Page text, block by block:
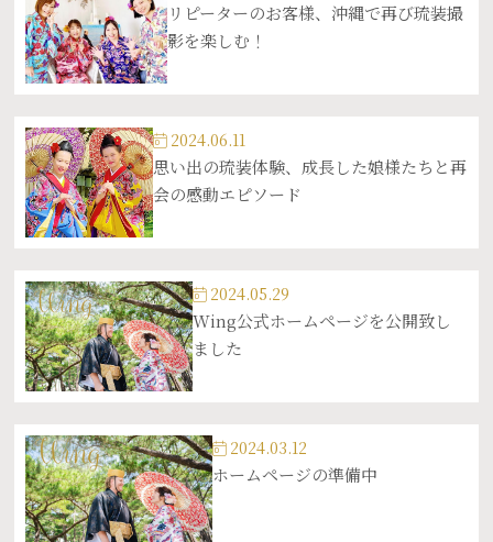
リピーターのお客様、沖縄で再び琉装撮
影を楽しむ！
2024.06.11
思い出の琉装体験、成長した娘様たちと再
会の感動エピソード
2024.05.29
Wing公式ホームページを公開致し
ました
2024.03.12
ホームページの準備中